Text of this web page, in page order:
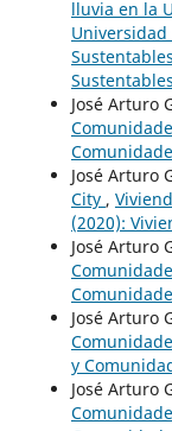
lluvia en la
Sustentables
José Arturo
José Arturo
City ,
(2020):
José Arturo
José Arturo
y
José Arturo